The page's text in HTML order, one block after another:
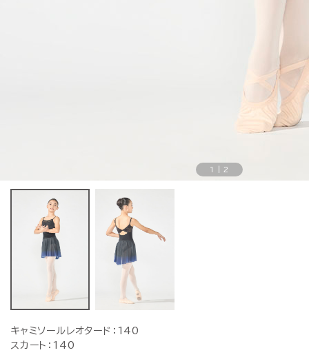
1 2
キャミソールレオタード：140
スカート：140